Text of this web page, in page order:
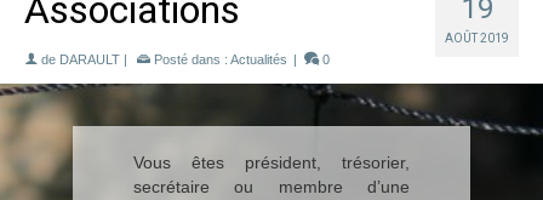
19
AOÛT 2019
de DARAULT | Posté dans : Actualités | 0
Vous êtes président, trésorier,
secrétaire ou membre d’une